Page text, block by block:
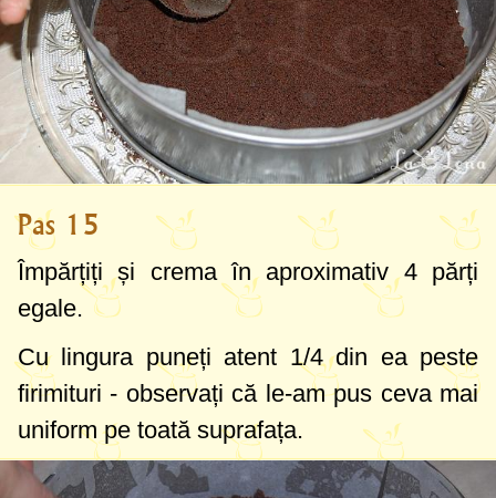
Pas 15
Împărțiți și crema în aproximativ 4 părți
egale.
Cu lingura puneți atent 1/4 din ea peste
firimituri - observați că le-am pus ceva mai
uniform pe toată suprafața.